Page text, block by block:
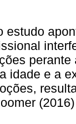
estudo
idade e a